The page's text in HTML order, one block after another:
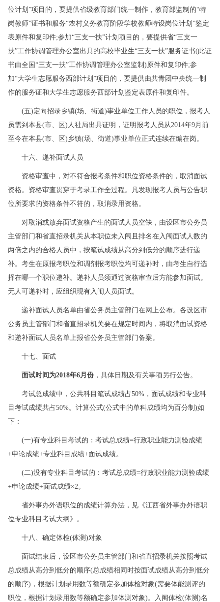
位计划”项目的，要提供省级教育部门统一制作，教育部监制的“特
岗教师”证书和服务“农村义务教育阶段学校教师特设岗位计划”鉴定
表原件和复印件;参加“三支一扶”计划项目的，要提供省“三支一
扶”工作协调管理办公室出具的高校毕业生“三支一扶”服务证书(此证
书由全国“三支一扶”工作协调管理办公室监制)原件和复印件;参
加“大学生志愿服务西部计划”项目的，要提供由共青团中央统一制
作的服务证和大学生志愿服务西部计划鉴定表原件和复印件。
(五)定向招录乡镇(场、街道)事业单位工作人员的职位，报考人
员需到本县(市、区)人社局出具证明，证明报考人员从2014年9月前
至今在本县(市、区)乡镇(场、街道)事业单位正式连续在编在岗。
十六、递补面试人员
资格审查中，对不符合报考条件和职位资格条件的，取消面试
资格。资格审查贯穿于考录工作全过程。凡发现报考人员与公告职
位所要求的资格条件不符的，取消录用资格。
对取消或放弃面试资格产生的面试人员空缺，由设区市公务员
主管部门和省直招录机关从本职位未入闱且排名在入闱面试人数的
两倍之内的合格人员中，按笔试成绩从高分到低分的顺序进行递
补。考生在原报考职位和调剂报考职位均可递补时，由考生自行选
择在哪一个职位递补。递补人员须通过资格审查后方能参加面试。
无人可递补时，应组织现有入闱人员面试。
递补面试人员名单由省公务员主管部门在网上公布。各设区市
公务员主管部门和省直招录机关要在规定时间内，将取消面试资格
和递补面试人员名单上报省公务员主管部门备案。
十七、面试
面试时间为2018年6月份，具体日期及有关事项另行公告。
考试总成绩中，公共科目笔试成绩占50%，面试成绩和专业科
目考试成绩共占50%。计算公式(公式中的单科成绩均为百分制)如
下：
(一)有专业科目考试的：考试总成绩=行政职业能力测验成绩
+申论成绩+专业科目成绩+面试成绩。
(二)没有专业科目考试的：考试总成绩=行政职业能力测验成绩
+申论成绩+面试成绩×2。
省外事办外语职位的成绩计算办法，见《江西省外事办外语职
位专业科目考试大纲》。
十八、确定体检(体测)对象
面试结束后，设区市公务员主管部门和省直招录机关按照考试
总成绩从高分到低分的顺序(总成绩相同时按面试成绩从高分到低分
的顺序)，根据计划录用数等额确定参加体检对象(需要体能测评的
职位，根据计划录用数等额确定参加体测对象)。入闱体检(体测)名